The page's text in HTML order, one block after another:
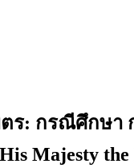
: กรณีศึกษา
Majesty